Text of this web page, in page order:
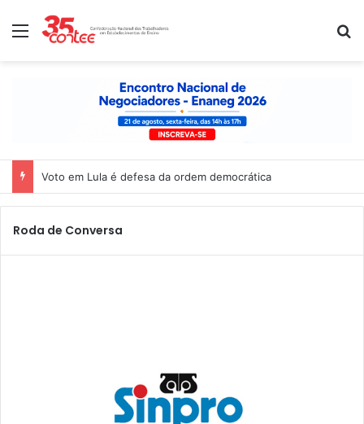
Menu
Nota de solidariedade ao povo venezuelano
Roda de Conversa